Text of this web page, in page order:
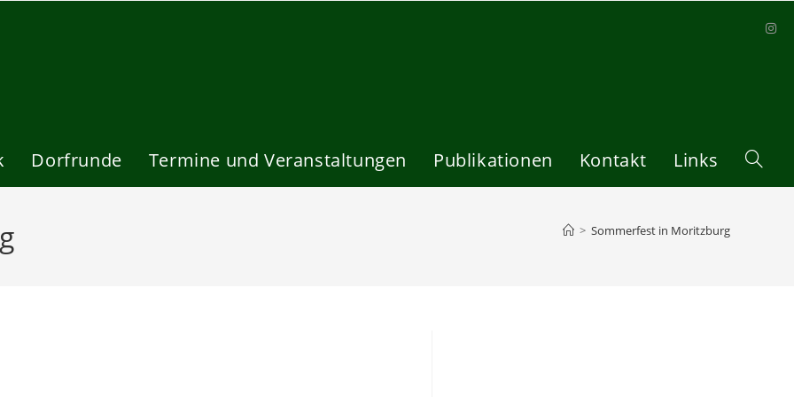
Dorfrunde Termine und Veranstaltungen Publikationen Kontakt Links
> Sommerfest in Moritzburg